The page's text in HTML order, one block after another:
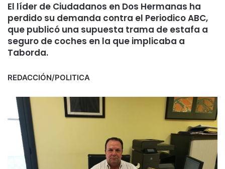
El líder de Ciudadanos en Dos Hermanas ha
perdido su demanda contra el Periodico ABC,
que publicó una supuesta trama de estafa a
seguro de coches en la que implicaba a
Taborda.
REDACCIÓN/POLITICA